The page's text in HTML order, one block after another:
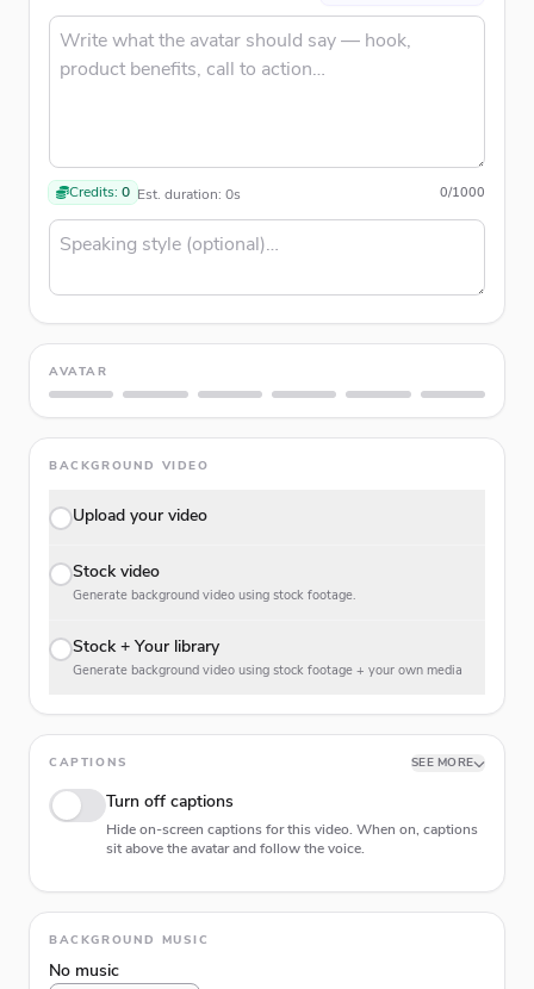
Credits: 0 Est. duration: 0s 0/1000
AVATAR
BACKGROUND VIDEO
Upload your video
Stock video
Generate background video using stock footage.
Stock + Your library
Generate background video using stock footage + your own media
CAPTIONS SEE MORE
Turn off captions
Hide on-screen captions for this video. When on, captions
sit above the avatar and follow the voice.
Animation type
BACKGROUND MUSIC
No music